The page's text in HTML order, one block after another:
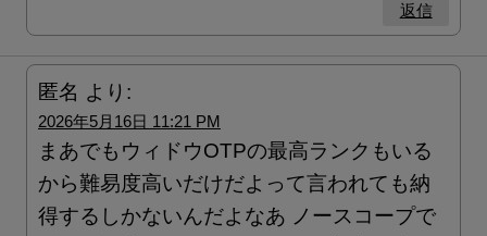
返信
匿名 より:
2026年5月16日 11:21 PM
まあでもウィドウOTPの最高ランクもいる
から難易度高いだけだよって言われても納
得するしかないんだよなあ ノースコープで